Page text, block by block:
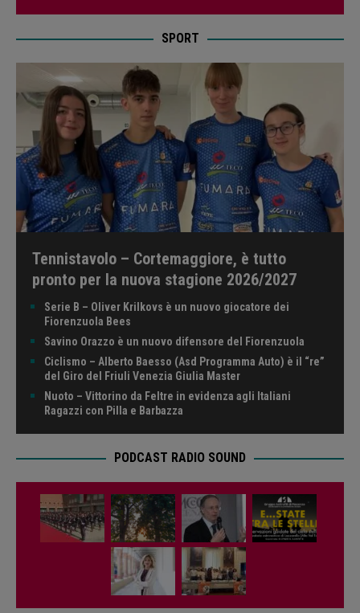
SPORT
Tennistavolo – Cortemaggiore, è tutto
pronto per la nuova stagione 2026/2027
Serie B – Oliver Krilkovs è un nuovo giocatore dei
Fiorenzuola Bees
Savino Orazzo è un nuovo difensore del Fiorenzuola
Ciclismo – Alberto Baesso (Asd Programma Auto) è il “re”
del Giro del Friuli Venezia Giulia Master
Nuoto – Vittorino da Feltre in evidenza agli Italiani
Ragazzi con Pilla e Barbazza
PODCAST RADIO SOUND